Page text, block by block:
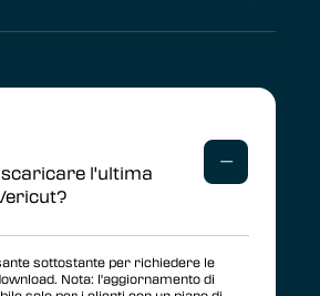
l'ultima
sottostante per richiedere le
Nota: l'aggiornamento di